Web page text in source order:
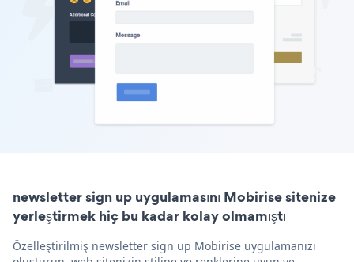
newsletter sign up uygulamasını Mobirise sitenize
yerleştirmek hiç bu kadar kolay olmamıştı
Özelleştirilmiş newsletter sign up Mobirise uygulamanızı